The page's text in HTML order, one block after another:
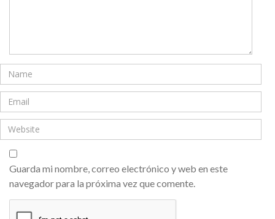
Guarda mi nombre, correo electrónico y web en este
navegador para la próxima vez que comente.